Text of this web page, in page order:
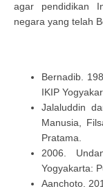
agar pendidikan
negara yang telah
Bernadib.
IKIP
Jalaluddin
Manusia,
Pratama.
2006.
Yogyakarta:
Aanchoto.